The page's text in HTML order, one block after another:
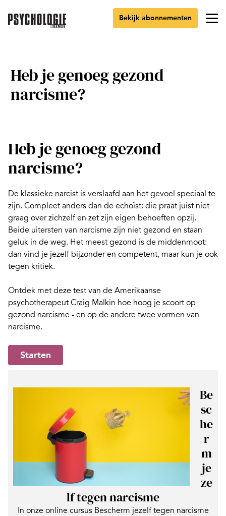
Bekijk abonnementen
Heb je genoeg gezond
narcisme?
Heb je genoeg gezond
narcisme?
De klassieke narcist is verslaafd aan het gevoel speciaal te
zijn. Compleet anders dan de echoïst: die praat juist níet
graag over zichzelf en zet zijn eigen behoeften opzij.
Beide uitersten van narcisme zijn niet gezond en staan
geluk in de weg. Het meest gezond is de middenmoot:
dan vind je jezelf bijzonder en competent, maar kun je ook
tegen kritiek.
Ontdek met deze test van de Amerikaanse
psychotherapeut Craig Malkin hoe hoog je scoort op
gezond narcisme - en op de andere twee vormen van
narcisme.
Starten
Be
sc
he
r
m
je
ze
lf tegen narcisme
In onze online cursus Bescherm jezelf tegen narcisme